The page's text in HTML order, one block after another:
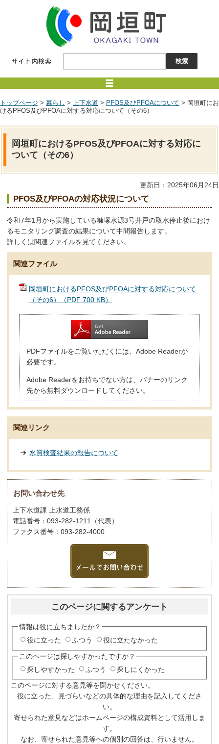
トップページ > 暮らし > 上下水道 > PFOS及びPFOAについて > 岡垣町にお
けるPFOS及びPFOAに対する対応について（その6）
岡垣町におけるPFOS及びPFOAに対する対応に
ついて（その6）
更新日：2025年06月24日
PFOS及びPFOAの対応状況について
令和7年1月から実施している糠塚水源3号井戸の取水停止後におけ
るモニタリング調査の結果について中間報告します。
詳しくは関連ファイルを見てください。
関連ファイル
岡垣町におけるPFOS及びPFOAに対する対応について
（その6）（PDF:700 KB）
PDFファイルをご覧いただくには、Adobe Readerが
必要です。
Adobe Readerをお持ちでない方は、バナーのリンク
先から無料ダウンロードしてください。
関連リンク
水質検査結果の報告について
お問い合わせ先
上下水道課 上水道工務係
電話番号：093-282-1211（代表）
ファクス番号：093-282-4000
このページに関するアンケート
情報は役に立ちましたか？
役に立った
ふつう 役に立たなかった
このページは探しやすかったですか？
探しやすかった
ふつう 探しにくかった
このページに対する意見等を聞かせください。
役に立った、見づらいなどの具体的な理由を記入してくださ
い。
寄せられた意見などはホームページの構成資料として活用しま
す。
なお、寄せられた意見等への個別の回答は、行いません。